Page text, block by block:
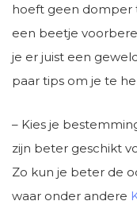
hoeft geen domper
een beetje
je er juist een
paar tips om je te
– Kies je
zijn beter geschikt
Zo kun je beter de
waar onder andere